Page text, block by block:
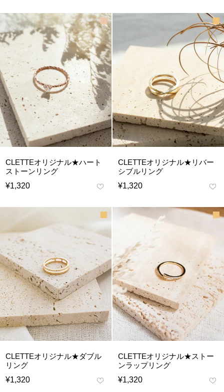
CLETTEオリジナル★ハート
ストーンリング
¥1,320
CLETTEオリジナル★リバー
シブルリング
¥1,320
CLETTEオリジナル★ダブル
リング
¥1,320
CLETTEオリジナル★ストー
ンラップリング
¥1,320